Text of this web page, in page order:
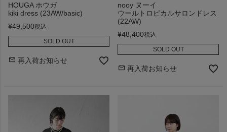
HOUGA ホウガ
kiki dress (23AW/basic)
¥49,500税込
SOLD OUT
再入荷お知らせ
nooy ヌーイ
ウールトロピカルサロンドレス
(22AW)
¥48,400税込
SOLD OUT
再入荷お知らせ